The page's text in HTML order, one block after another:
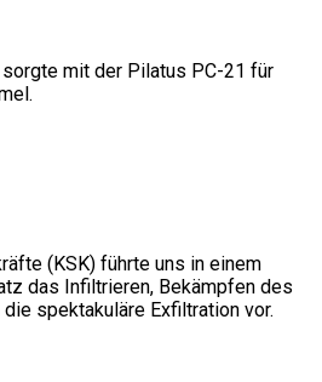
sorgte mit der Pilatus PC-21 für
(KSK) führte uns in einem
das Infiltrieren, Bekämpfen des
spektakuläre Exfiltration vor.